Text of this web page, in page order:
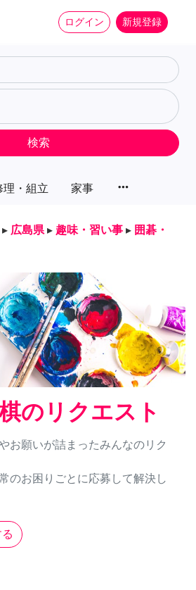
ログイン 新規登録
理・組立 家事 more_horiz
検索
▸ 広島県 ▸ 趣味・習い事 ▸ 囲碁・
のリクエスト
お願いが詰まったみんなのリク
のお困りごとに応募して解決し